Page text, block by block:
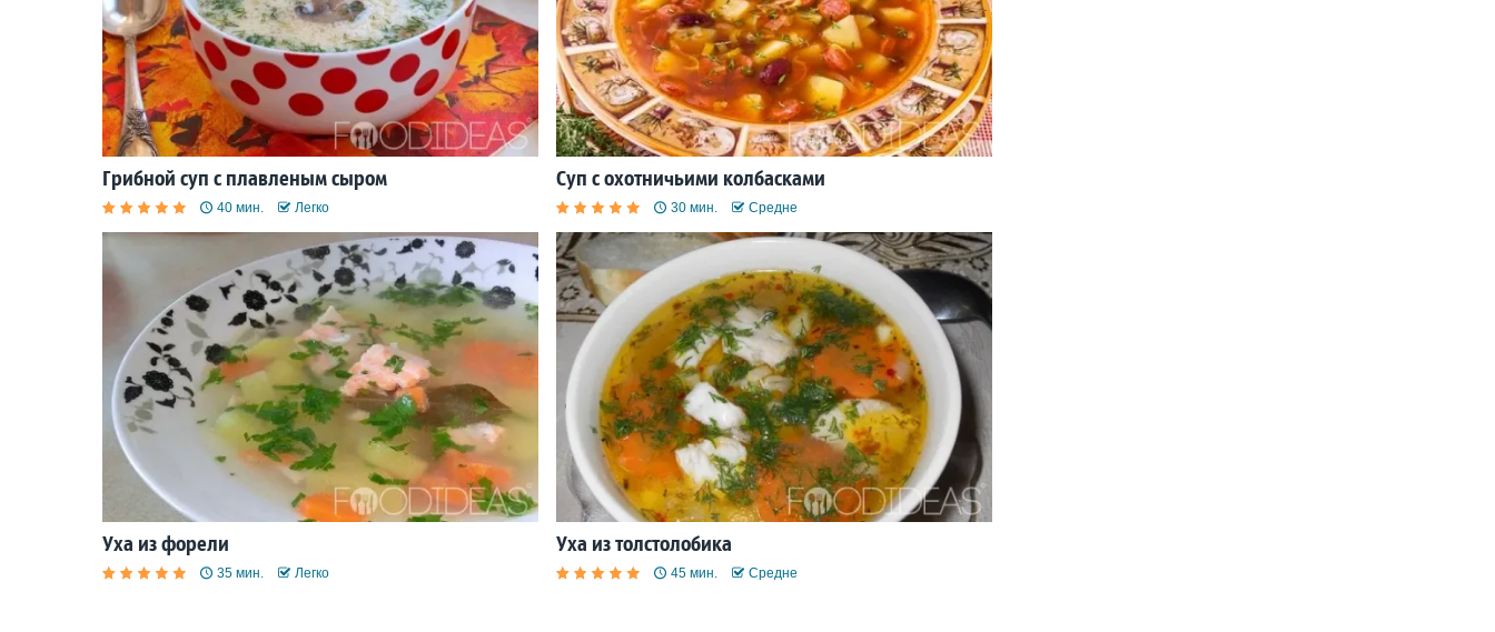
Грибной суп с плавленым сыром
40 мин. Легко
Суп с охотничьими колбасками
30 мин. Средне
Уха из форели
35 мин. Легко
Уха из толстолобика
45 мин. Средне